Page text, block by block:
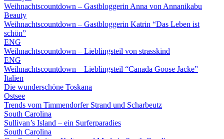
Weihnachtscountdown – Gastbloggerin Anna von Annanikabu
Beauty
Weihnachtscountdown – Gastbloggerin Katrin “Das Leben ist
schön”
ENG
Weihnachtscountdown – Lieblingsteil von strasskind
ENG
Weihnachtscountdown – Lieblingsteil “Canada Goose Jacke”
Italien
Die wunderschöne Toskana
Ostsee
Trends vom Timmendorfer Strand und Scharbeutz
South Carolina
Sullivan’s Island – ein Surferparadies
South Carolina